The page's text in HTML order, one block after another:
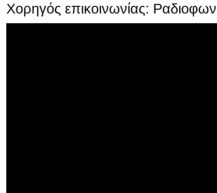
Χορηγός επικοινωνίας: